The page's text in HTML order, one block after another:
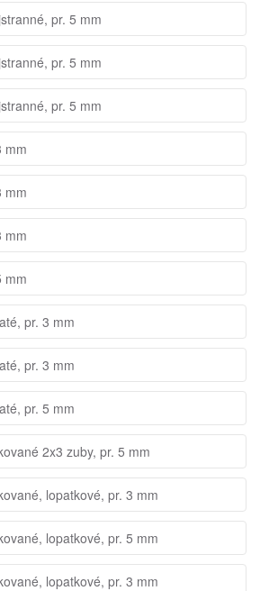
pr. 5 mm
pr. 5 mm
pr. 5 mm
mm
mm
mm
mm
pr. 3 mm
pr. 3 mm
pr. 5 mm
2x3 zuby, pr. 5 mm
lopatkové, pr. 3 mm
lopatkové, pr. 5 mm
lopatkové, pr. 3 mm